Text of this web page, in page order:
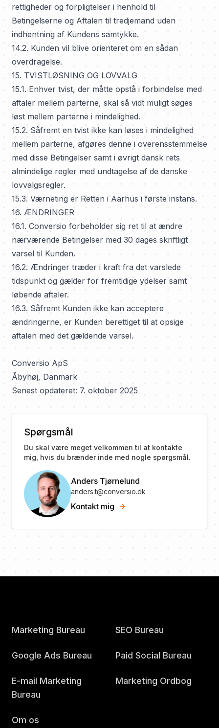
rettigheder og forpligtelser i henhold til
Betingelserne og Aftalen til tredjemand uden
indhentning af Kundens samtykke.
14.2. Kunden vil blive orienteret om en sådan
overdragelse.
15. TVISTLØSNING OG LOVVALG
15.1. Enhver tvist, der måtte opstå i forbindelse med
aftaler mellem parterne, skal så vidt muligt søges
løst mellem parterne i mindelighed.
15.2. Såfremt en tvist ikke kan løses i mindelighed
mellem parterne, afgøres denne i overensstemmelse
med disse Betingelser samt i øvrigt dansk rets
almindelige regler med undtagelse af de danske
lovvalgsregler.
15.3. Værneting er Retten i Aarhus i første instans.
16. ÆNDRINGER
16.1. Conversio forbeholder sig ret til at ændre
nærværende Betingelser med 30 dages skriftligt
varsel til Kunden.
16.2. Ændringer træder i kraft fra det varslede
tidspunkt og gælder for fremtidige ydelser samt
løbende aftaler.
16.3. Såfremt Kunden ikke kan acceptere
ændringerne, er Kunden berettiget til at opsige
aftalen med det gældende varsel.
Conversio ApS
Åbyhøj, Danmark
Senest opdateret: 7. oktober 2025
Spørgsmål
Du skal være meget velkommen til at kontakte
mig, hvis du brænder inde med nogle spørgsmål.
Anders Tjørnelund
anders.t@conversio.dk
Kontakt mig
Marketing Bureau SEO Bureau
Google Ads Bureau Paid Social Bureau
E-mail Marketing
Bureau
Marketing Ordbog
Om os